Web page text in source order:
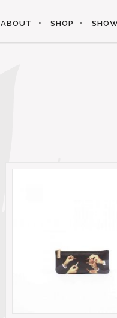
ABOUT SHOP